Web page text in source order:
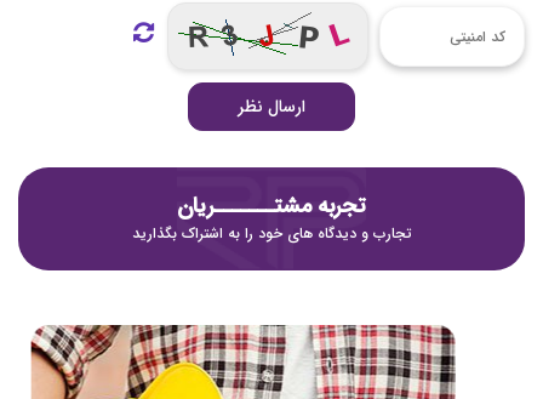
ارسال نظر
تجربه مشتـــــــریان
تجارب و دیدگاه های خود را به اشتراک بگذارید